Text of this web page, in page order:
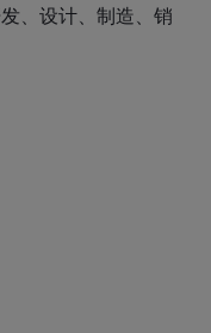
、设计、制造、销